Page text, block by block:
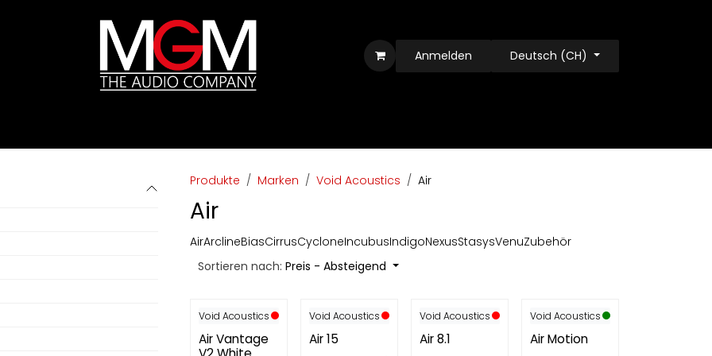
Anmelden Deutsch (CH)
Produkte Marken Void Acoustics Air
Air
AirArclineBiasCirrusCycloneIncubusIndigoNexusStasysVenuZubehör
Sortieren nach: Preis - Absteigend
Void Acoustics
Air Vantage
Void Acoustics
Air 15
Void Acoustics
Air 8.1
Void Acoustics
Air Motion